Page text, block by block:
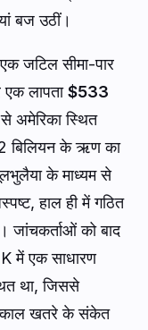
बज उठीं।
जटिल सीमा-पार
लापता$533
अमेरिका स्थित
बिलियन के ऋण का
के माध्यम से
हाल ही में गठित
को बाद
में एक साधारण
था, जिससे
खतरे के संकेत